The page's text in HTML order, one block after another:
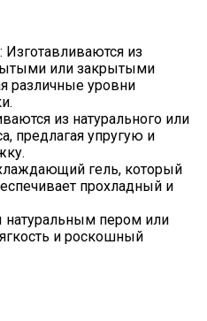
из
или закрытыми
различные уровни
из натурального или
предлагая упругую и
гель, который
прохладный и
натуральным пером или
и роскошный